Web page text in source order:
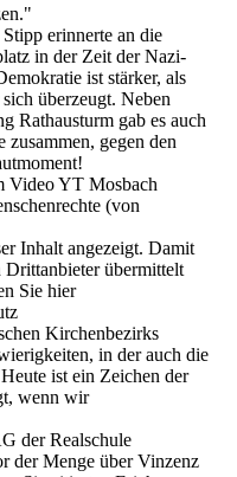
erinnerte an die
in der Zeit der Nazi-
ist stärker, als
überzeugt. Neben
Rathausturm gab es auch
gegen den
Video YT Mosbach
(von
Inhalt angezeigt. Damit
Drittanbieter übermittelt
Sie hier
Kirchenbezirks
in der auch die
ist ein Zeichen der
wenn wir
der Realschule
der Menge über Vinzenz